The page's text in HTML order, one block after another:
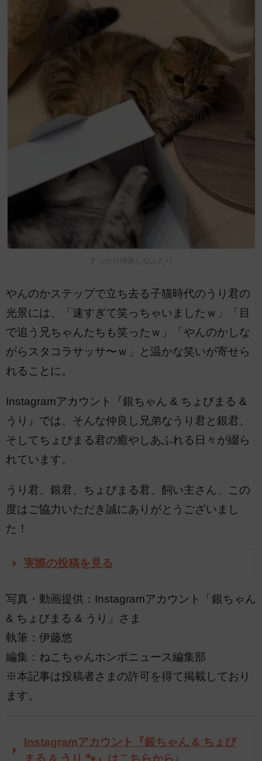
すっかり仲良しなふたり
やんのかステップで立ち去る子猫時代のうり君の
光景には、「速すぎて笑っちゃいましたｗ」「目
で追う兄ちゃんたちも笑ったｗ」「やんのかしな
がらスタコラサッサ〜ｗ」と温かな笑いが寄せら
れることに。
Instagramアカウント『銀ちゃん & ちょびまる &
うり』では、そんな仲良し兄弟なうり君と銀君、
そしてちょびまる君の癒やしあふれる日々が綴ら
れています。
うり君、銀君、ちょびまる君、飼い主さん、この
度はご協力いただき誠にありがとうございまし
た！
実際の投稿を見る
写真・動画提供：Instagramアカウント「銀ちゃん
& ちょびまる & うり」さま
執筆：伊藤悠
編集：ねこちゃんホンポニュース編集部
※本記事は投稿者さまの許可を得て掲載しており
ます。
Instagramアカウント『銀ちゃん & ちょび
まる & うり 🐾』はこちらから♪